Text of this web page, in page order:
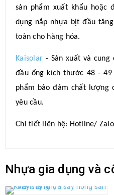
sản phẩm xuất khẩu hoặc
dụng nắp nhựa bịt đầu
toàn cho hàng hóa.
Kaisolar - Sản xuất và cung
đầu ống kích thước 48 -
phẩm bảo đảm chất lượng
yêu cầu.
Chi tiết liên hệ: Hotline/
Nhựa gia dụng và